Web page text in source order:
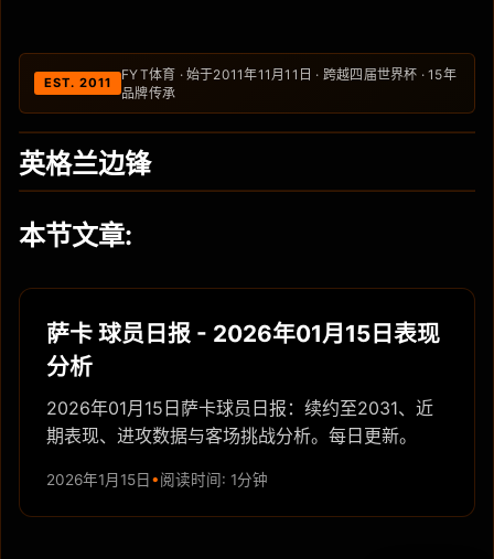
EST. 2011
FYT体育 · 始于2011年11月11日 · 跨越四届世界杯 · 15年
品牌传承
英格兰边锋
本节文章:
萨卡 球员日报 - 2026年01月15日表现
分析
2026年01月15日萨卡球员日报：续约至2031、近
期表现、进攻数据与客场挑战分析。每日更新。
2026年1月15日 阅读时间: 1分钟